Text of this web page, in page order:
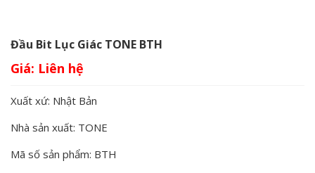
Đầu Bit Lục Giác TONE BTH
Giá:
Xuất xứ: Nhật Bản
Nhà sản xuất: TONE
Mã số sản phẩm: BTH